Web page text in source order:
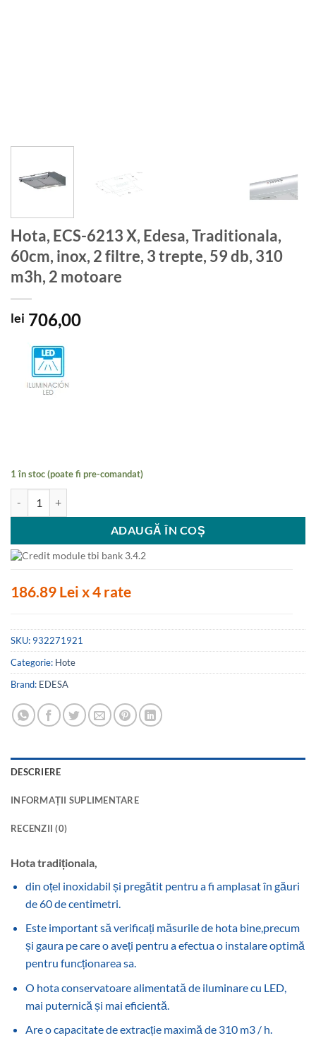
Hota, ECS-6213 X, Edesa, Traditionala,
60cm, inox, 2 filtre, 3 trepte, 59 db, 310
m3h, 2 motoare
lei 706,00
1 în stoc (poate fi pre-comandat)
ADAUGĂ ÎN COȘ
186.89 Lei x 4 rate
SKU: 932271921
Categorie: Hote
Brand: EDESA
DESCRIERE
INFORMAȚII SUPLIMENTARE
RECENZII (0)
Hota tradiționala,
din oțel inoxidabil și pregătit pentru a fi amplasat în găuri
de 60 de centimetri.
Este important să verificați măsurile de hota bine,precum
și gaura pe care o aveți pentru a efectua o instalare optimă
pentru funcționarea sa.
O hota conservatoare alimentată de iluminare cu LED,
mai puternică și mai eficientă.
Are o capacitate de extracție maximă de 310 m3 / h.